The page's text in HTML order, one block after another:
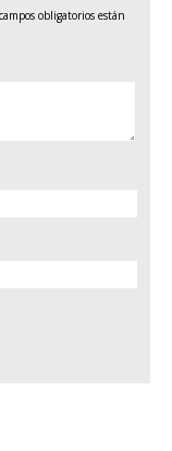
obligatorios están